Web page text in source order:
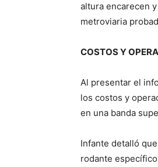
altura encarecen
metroviaria
COSTOS Y
Al presentar el
los costos y
en una banda
Infante detalló
rodante